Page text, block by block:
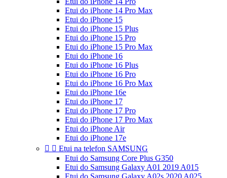
Etui do iPhone 14 Pro Max
Etui do iPhone 15
Etui do iPhone 15 Plus
Etui do iPhone 15 Pro
Etui do iPhone 15 Pro Max
Etui do iPhone 16
Etui do iPhone 16 Plus
Etui do iPhone 16 Pro
Etui do iPhone 16 Pro Max
Etui do iPhone 16e
Etui do iPhone 17
Etui do iPhone 17 Pro
Etui do iPhone 17 Pro Max
Etui do iPhone Air
Etui do iPhone 17e
  Etui na telefon SAMSUNG
Etui do Samsung Core Plus G350
Etui do Samsung Galaxy A01 2019 A015
Etui do Samsung Galaxy A02s 2020 A025